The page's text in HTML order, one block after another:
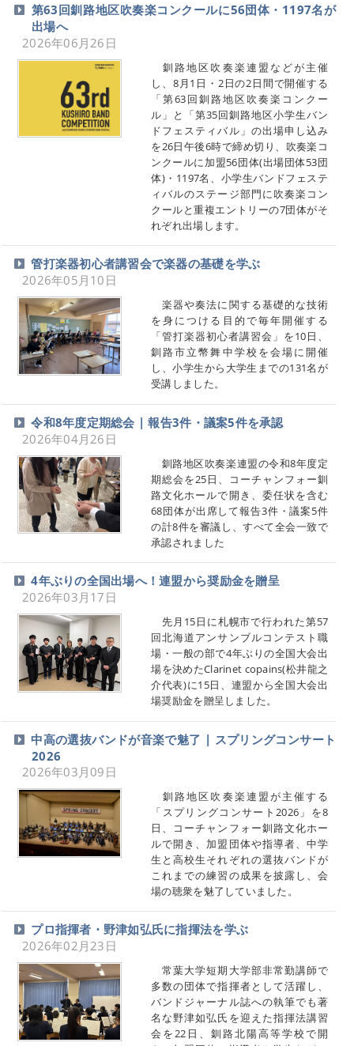
第63回釧路地区吹奏楽コンクールに56団体・1197名が
出場へ
2026年06月26日
釧路地区吹奏楽連盟などが主催
し、8月1日・2日の2日間で開催する
「第63回釧路地区吹奏楽コンクー
ル」と「第35回釧路地区小学生バン
ドフェスティバル」の出場申し込み
を26日午後6時で締め切り、吹奏楽コ
ンクールに加盟56団体(出場団体53団
体)・1197名、小学生バンドフェステ
ィバルのステージ部門に吹奏楽コン
クールと重複エントリーの7団体がそ
れぞれ出場します。
管打楽器初心者講習会で楽器の基礎を学ぶ
2026年05月10日
楽器や奏法に関する基礎的な技術
を身につける目的で毎年開催する
「管打楽器初心者講習会」を10日、
釧路市立幣舞中学校を会場に開催
し、小学生から大学生までの131名が
受講しました。
令和8年度定期総会 | 報告3件・議案5件を承認
2026年04月26日
釧路地区吹奏楽連盟の令和8年度定
期総会を25日、コーチャンフォー釧
路文化ホールで開き、委任状を含む
68団体が出席して報告3件・議案5件
の計8件を審議し、すべて全会一致で
承認されました
4年ぶりの全国出場へ！連盟から奨励金を贈呈
2026年03月17日
先月15日に札幌市で行われた第57
回北海道アンサンブルコンテスト職
場・一般の部で4年ぶりの全国大会出
場を決めたClarinet copains(松井龍之
介代表)に15日、連盟から全国大会出
場奨励金を贈呈しました。
中高の選抜バンドが音楽で魅了 | スプリングコンサート
2026
2026年03月09日
釧路地区吹奏楽連盟が主催する
「スプリングコンサート2026」を8
日、コーチャンフォー釧路文化ホー
ルで開き、加盟団体や指導者、中学
生と高校生それぞれの選抜バンドが
これまでの練習の成果を披露し、会
場の聴衆を魅了していました。
プロ指揮者・野津如弘氏に指揮法を学ぶ
2026年02月23日
常葉大学短期大学部非常勤講師で
多数の団体で指揮者として活躍し、
バンドジャーナル誌への執筆でも著
名な野津如弘氏を迎えた指揮法講習
会を22日、釧路北陽高等学校で開